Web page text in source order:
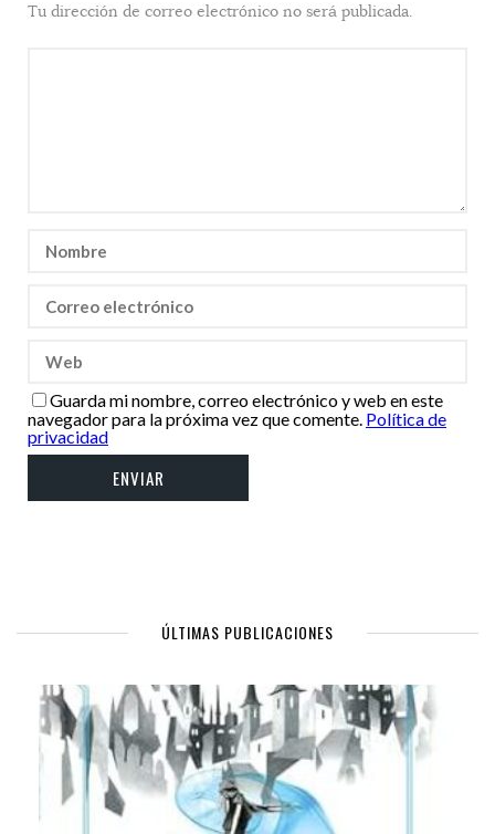
Tu dirección de correo electrónico no será publicada.
Guarda mi nombre, correo electrónico y web en este
navegador para la próxima vez que comente. Política de
privacidad
ÚLTIMAS PUBLICACIONES